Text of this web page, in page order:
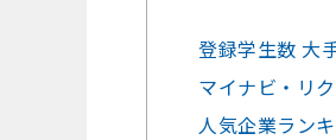
登録学生数 大
マイナビ・リ
人気企業ラン